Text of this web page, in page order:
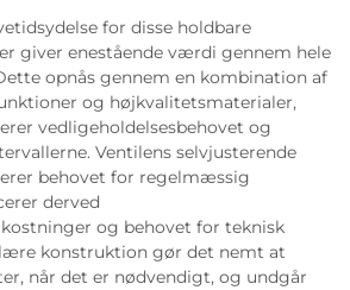
for disse holdbare
giver enestående værdi gennem hele
opnås gennem en kombination af
og højkvalitetsmaterialer,
vedligeholdelsesbehovet og
Ventilens selvjusterende
behovet for regelmæssig
derved
og behovet for teknisk
konstruktion gør det nemt at
når det er nødvendigt, og undgår